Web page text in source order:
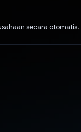
secara otomatis.